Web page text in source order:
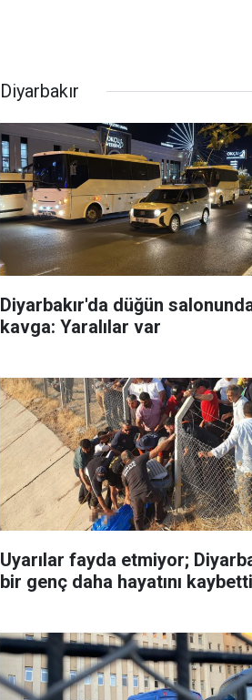
Diyarbakır
Diyarbakır'da düğün
kavga: Yaralılar var
Uyarılar fayda etmiyor;
bir genç daha hayatını kaybetti